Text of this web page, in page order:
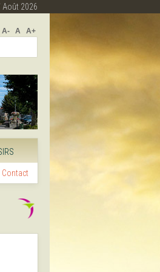
Août 2026
A- A A+
Contact